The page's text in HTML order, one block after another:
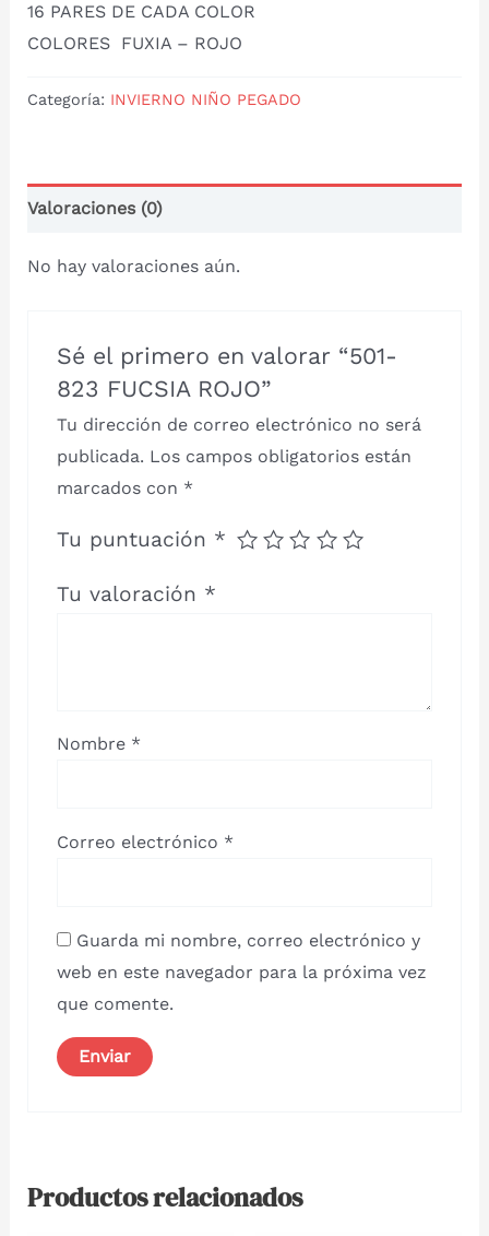
16 PARES DE CADA COLOR
COLORES FUXIA – ROJO
Categoría: INVIERNO NIÑO PEGADO
Valoraciones (0)
No hay valoraciones aún.
Sé el primero en valorar “501-
823 FUCSIA ROJO”
Tu dirección de correo electrónico no será
publicada. Los campos obligatorios están
marcados con *
Tu puntuación *
Tu valoración *
Nombre *
Correo electrónico *
Guarda mi nombre, correo electrónico y
web en este navegador para la próxima vez
que comente.
Productos relacionados